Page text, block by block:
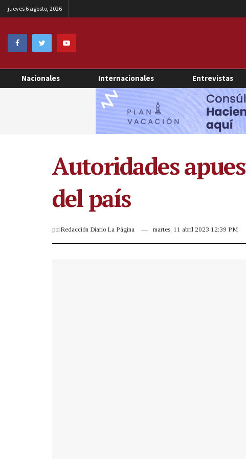
jueves 6 agosto, 2026
Nacionales Internacionales Entrevistas
Autoridades
del país
porRedacción Diario La Página martes, 11 abril 2023 12:39 PM